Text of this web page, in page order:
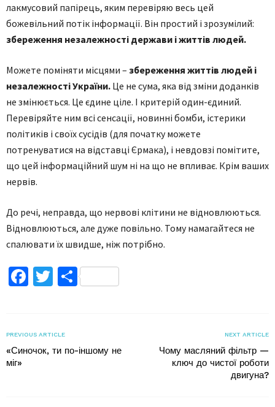
лакмусовий папірець, яким перевіряю весь цей
божевільний потік інформації. Він простий і зрозумілий:
збереження незалежності держави і життів людей.
Можете поміняти місцями – збереження життів людей і
незалежності України. Це не сума, яка від зміни доданків
не змінюється. Це єдине ціле. І критерій один-єдиний.
Перевіряйте ним всі сенсації, новинні бомби, істерики
політиків і своїх сусідів (для початку можете
потренуватися на відставці Єрмака), і невдовзі помітите,
що цей інформаційний шум ні на що не впливає. Крім ваших
нервів.
До речі, неправда, що нервові клітини не відновлюються.
Відновлюються, але дуже повільно. Тому намагайтеся не
спалювати їх швидше, ніж потрібно.
Facebook
TwitterПоділитися
PREVIOUS ARTICLE
«Синочок, ти по-іншому не
міг»
NEXT ARTICLE
Чому масляний фільтр —
ключ до чистої роботи
двигуна?